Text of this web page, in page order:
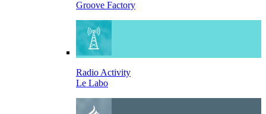
Groove Factory
Radio Activity
Le Labo